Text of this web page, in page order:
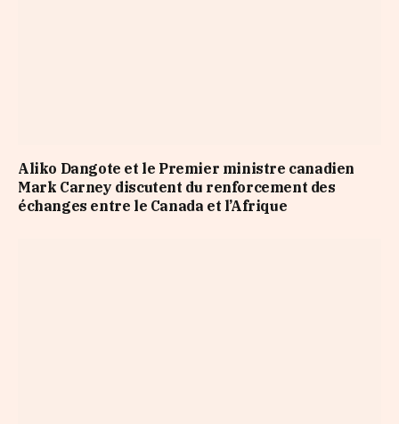
Aliko Dangote et le Premier ministre canadien
Mark Carney discutent du renforcement des
échanges entre le Canada et l’Afrique